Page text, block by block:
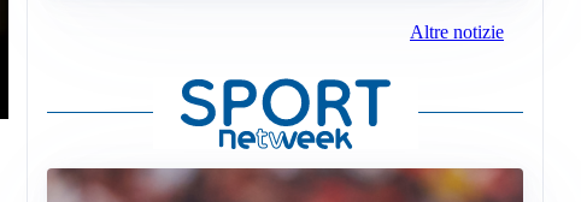
Altre notizie